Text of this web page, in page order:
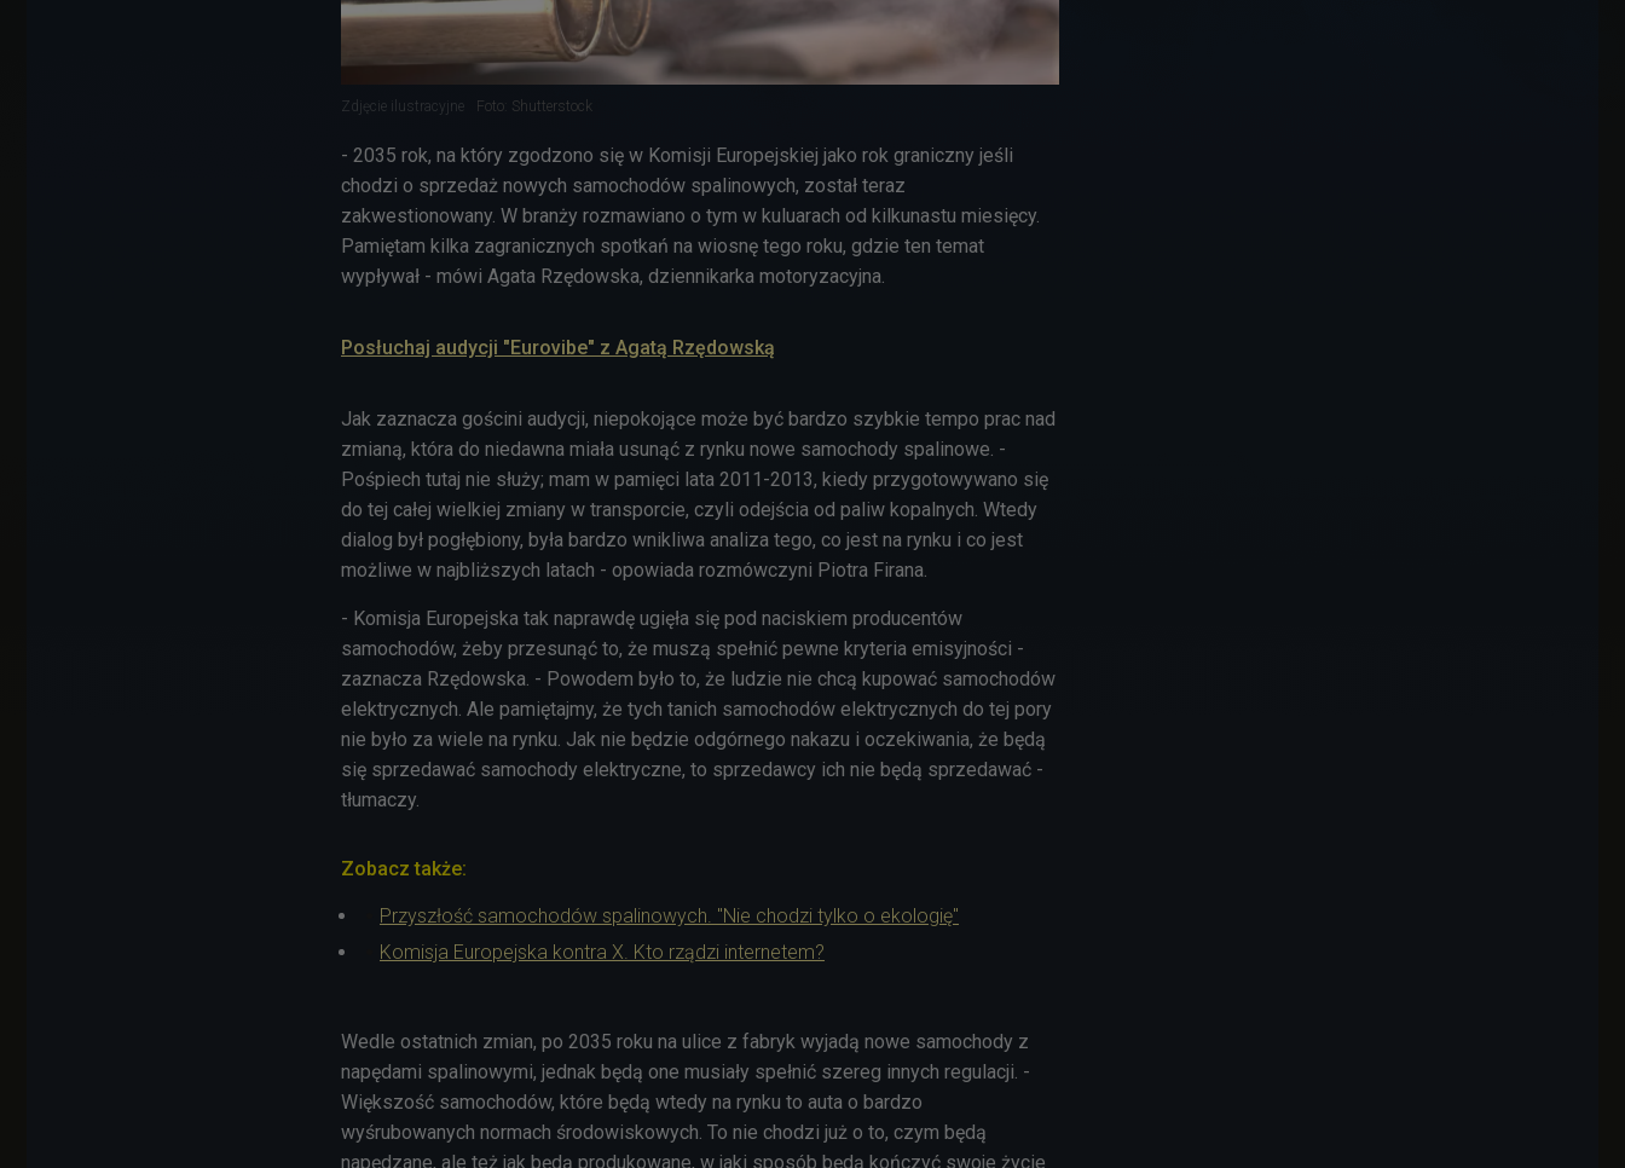
Zdjęcie ilustracyjne Foto: Shutterstock
- 2035 rok, na który zgodzono się w Komisji Europejskiej jako rok graniczny jeśli
chodzi o sprzedaż nowych samochodów spalinowych, został teraz
zakwestionowany. W branży rozmawiano o tym w kuluarach od kilkunastu miesięcy.
Pamiętam kilka zagranicznych spotkań na wiosnę tego roku, gdzie ten temat
wypływał - mówi Agata Rzędowska, dziennikarka motoryzacyjna.
Posłuchaj audycji "Eurovibe" z Agatą Rzędowską
Jak zaznacza gościni audycji, niepokojące może być bardzo szybkie tempo prac nad
zmianą, która do niedawna miała usunąć z rynku nowe samochody spalinowe. -
Pośpiech tutaj nie służy; mam w pamięci lata 2011-2013, kiedy przygotowywano się
do tej całej wielkiej zmiany w transporcie, czyli odejścia od paliw kopalnych. Wtedy
dialog był pogłębiony, była bardzo wnikliwa analiza tego, co jest na rynku i co jest
możliwe w najbliższych latach - opowiada rozmówczyni Piotra Firana.
- Komisja Europejska tak naprawdę ugięła się pod naciskiem producentów
samochodów, żeby przesunąć to, że muszą spełnić pewne kryteria emisyjności -
zaznacza Rzędowska. - Powodem było to, że ludzie nie chcą kupować samochodów
elektrycznych. Ale pamiętajmy, że tych tanich samochodów elektrycznych do tej pory
nie było za wiele na rynku. Jak nie będzie odgórnego nakazu i oczekiwania, że będą
się sprzedawać samochody elektryczne, to sprzedawcy ich nie będą sprzedawać -
tłumaczy.
Zobacz także:
Przyszłość samochodów spalinowych. "Nie chodzi tylko o ekologię"
Komisja Europejska kontra X. Kto rządzi internetem?
Wedle ostatnich zmian, po 2035 roku na ulice z fabryk wyjadą nowe samochody z
napędami spalinowymi, jednak będą one musiały spełnić szereg innych regulacji. -
Większość samochodów, które będą wtedy na rynku to auta o bardzo
wyśrubowanych normach środowiskowych. To nie chodzi już o to, czym będą
napędzane, ale też jak będą produkowane, w jaki sposób będą kończyć swoje życie